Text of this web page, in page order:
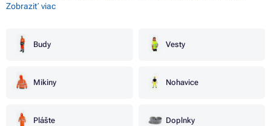
Zobraziť viac
Budy Vesty
Mikiny Nohavice
Plášte Doplnky